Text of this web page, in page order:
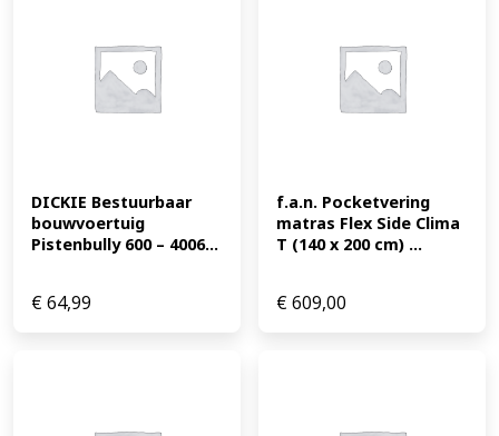
DICKIE Bestuurbaar
bouwvoertuig
Pistenbully 600 – 4006...
€64,99
f.a.n. Pocketvering
matras Flex Side Clima
T (140 x 200 cm) ...
€609,00